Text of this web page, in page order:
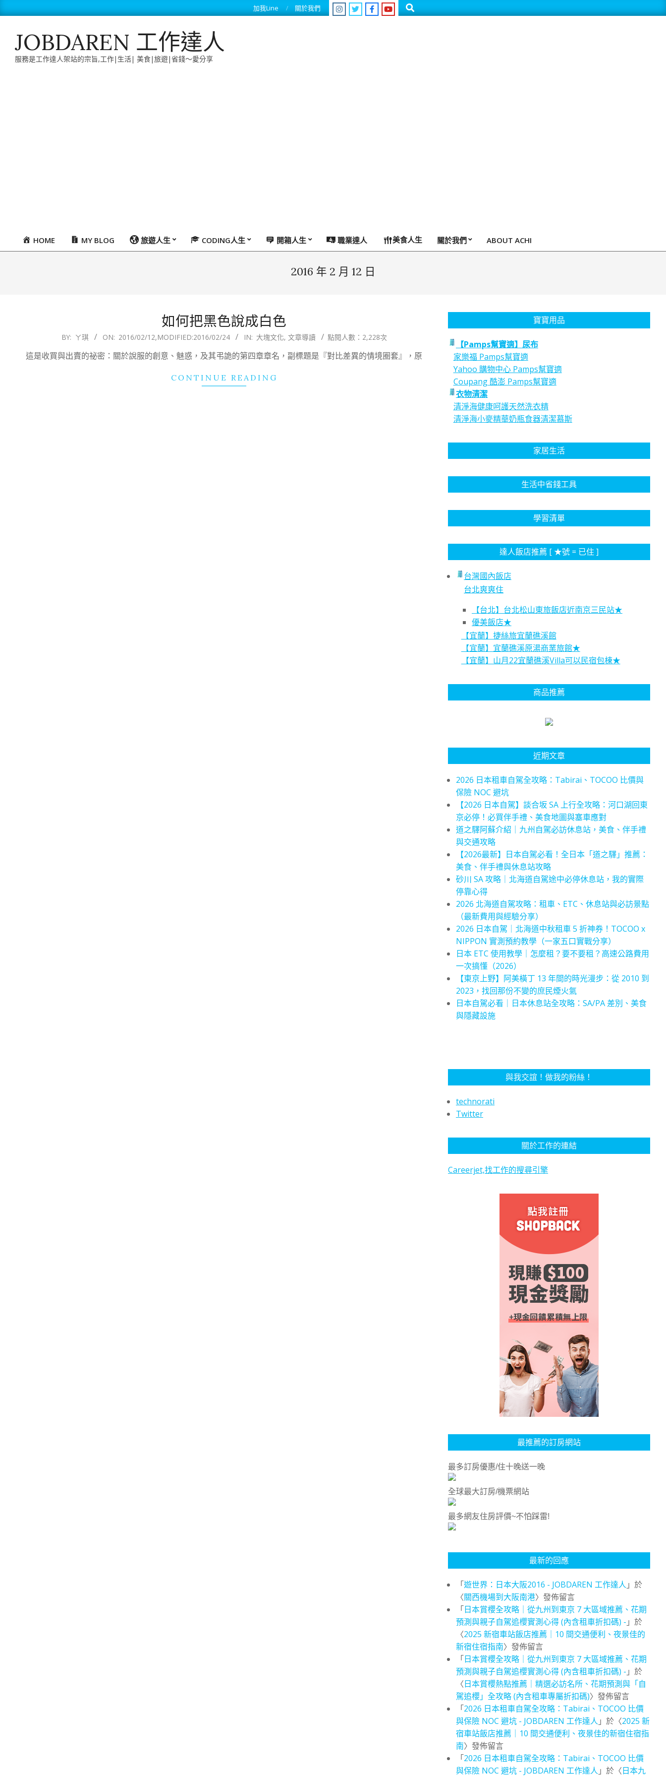
to
加我Line 關於我們 Search
JOBDAREN 工作達人
服務是工作達人架站的宗旨,工作|生活| 美食|旅遊|省錢～愛分享
PrimaryHOME MY BLOG 旅遊人生 CODING人生 開箱人生 職業達人 美食人生 關於我們 ABOUT ACHI
2016 年 2 月 12 日
如何把黑色說成白色
12
BY: ㄚ琪 ON: 2016/02/12,MODIFIED:2016/02/24 IN: 大塊文化, 文章導讀 點閱人數：2,228次
這是收買與出賣的祕密：關於說服的創意、魅惑，及其弔詭的第四章章名，副標題是『對比差異的情境圈套』，原
CONTINUE READING
寶寶用品
【Pamps幫寶適】尿布
家樂福 Pamps幫寶適
Yahoo 購物中心 Pamps幫寶適
Coupang 酷澎 Pamps幫寶適
衣物清潔
清淨海健康呵護天然洗衣精
清淨海小麥精華奶瓶食器清潔慕斯
家居生活
生活中省錢工具
學習清單
達人飯店推薦 [ ★號 = 已住 ]
台灣國內飯店
台北爽爽住
【台北】台北松山東旅飯店近南京三民站★
優美飯店★
【宜蘭】捷絲旅宜蘭礁溪館
【宜蘭】宜蘭礁溪原湯商業旅館★
【宜蘭】山月22宜蘭礁溪Villa可以民宿包棟★
商品推薦
近期文章
2026 日本租車自駕全攻略：Tabirai、TOCOO 比價與
保險 NOC 避坑
【2026 日本自駕】談合坂 SA 上行全攻略：河口湖回東
京必停！必買伴手禮、美食地圖與塞車應對
道之驛阿蘇介紹｜九州自駕必訪休息站，美食、伴手禮
與交通攻略
【2026最新】日本自駕必看！全日本「道之驛」推薦：
美食、伴手禮與休息站攻略
砂川 SA 攻略｜北海道自駕途中必停休息站，我的實際
停靠心得
2026 北海道自駕攻略：租車、ETC、休息站與必訪景點
（最新費用與經驗分享）
2026 日本自駕｜北海道中秋租車 5 折神券！TOCOO x
NIPPON 實測預約教學（一家五口實戰分享）
日本 ETC 使用教學｜怎麼租？要不要租？高速公路費用
一次搞懂（2026）
【東京上野】阿美橫丁 13 年間的時光漫步：從 2010 到
2023，找回那份不變的庶民煙火氣
日本自駕必看｜日本休息站全攻略：SA/PA 差別、美食
與隱藏設施
與我交誼！做我的粉絲！
technorati
Twitter
關於工作的連結
Careerjet,找工作的搜尋引擎
最推薦的訂房網站
最多訂房優惠/住十晚送一晚
全球最大訂房/機票網站
最多網友住房評價~不怕踩雷!
最新的回應
「遊世界：日本大阪2016 - JOBDAREN 工作達人 」於
〈關西機場到大阪南港〉發佈留言
「日本賞櫻全攻略｜從九州到東京 7 大區域推薦、花期
預測與親子自駕追櫻實測心得 (內含租車折扣碼) - 」於
〈2025 新宿車站飯店推薦｜10 間交通便利、夜景佳的
新宿住宿指南〉發佈留言
「日本賞櫻全攻略｜從九州到東京 7 大區域推薦、花期
預測與親子自駕追櫻實測心得 (內含租車折扣碼) - 」於
〈日本賞櫻熱點推薦｜精選必訪名所、花期預測與「自
駕追櫻」全攻略 (內含租車專屬折扣碼)〉發佈留言
「2026 日本租車自駕全攻略：Tabirai、TOCOO 比價
與保險 NOC 避坑 - JOBDAREN 工作達人 」於〈2025 新
宿車站飯店推薦｜10 間交通便利、夜景佳的新宿住宿指
南〉發佈留言
「2026 日本租車自駕全攻略：Tabirai、TOCOO 比價
與保險 NOC 避坑 - JOBDAREN 工作達人 」於〈日本九